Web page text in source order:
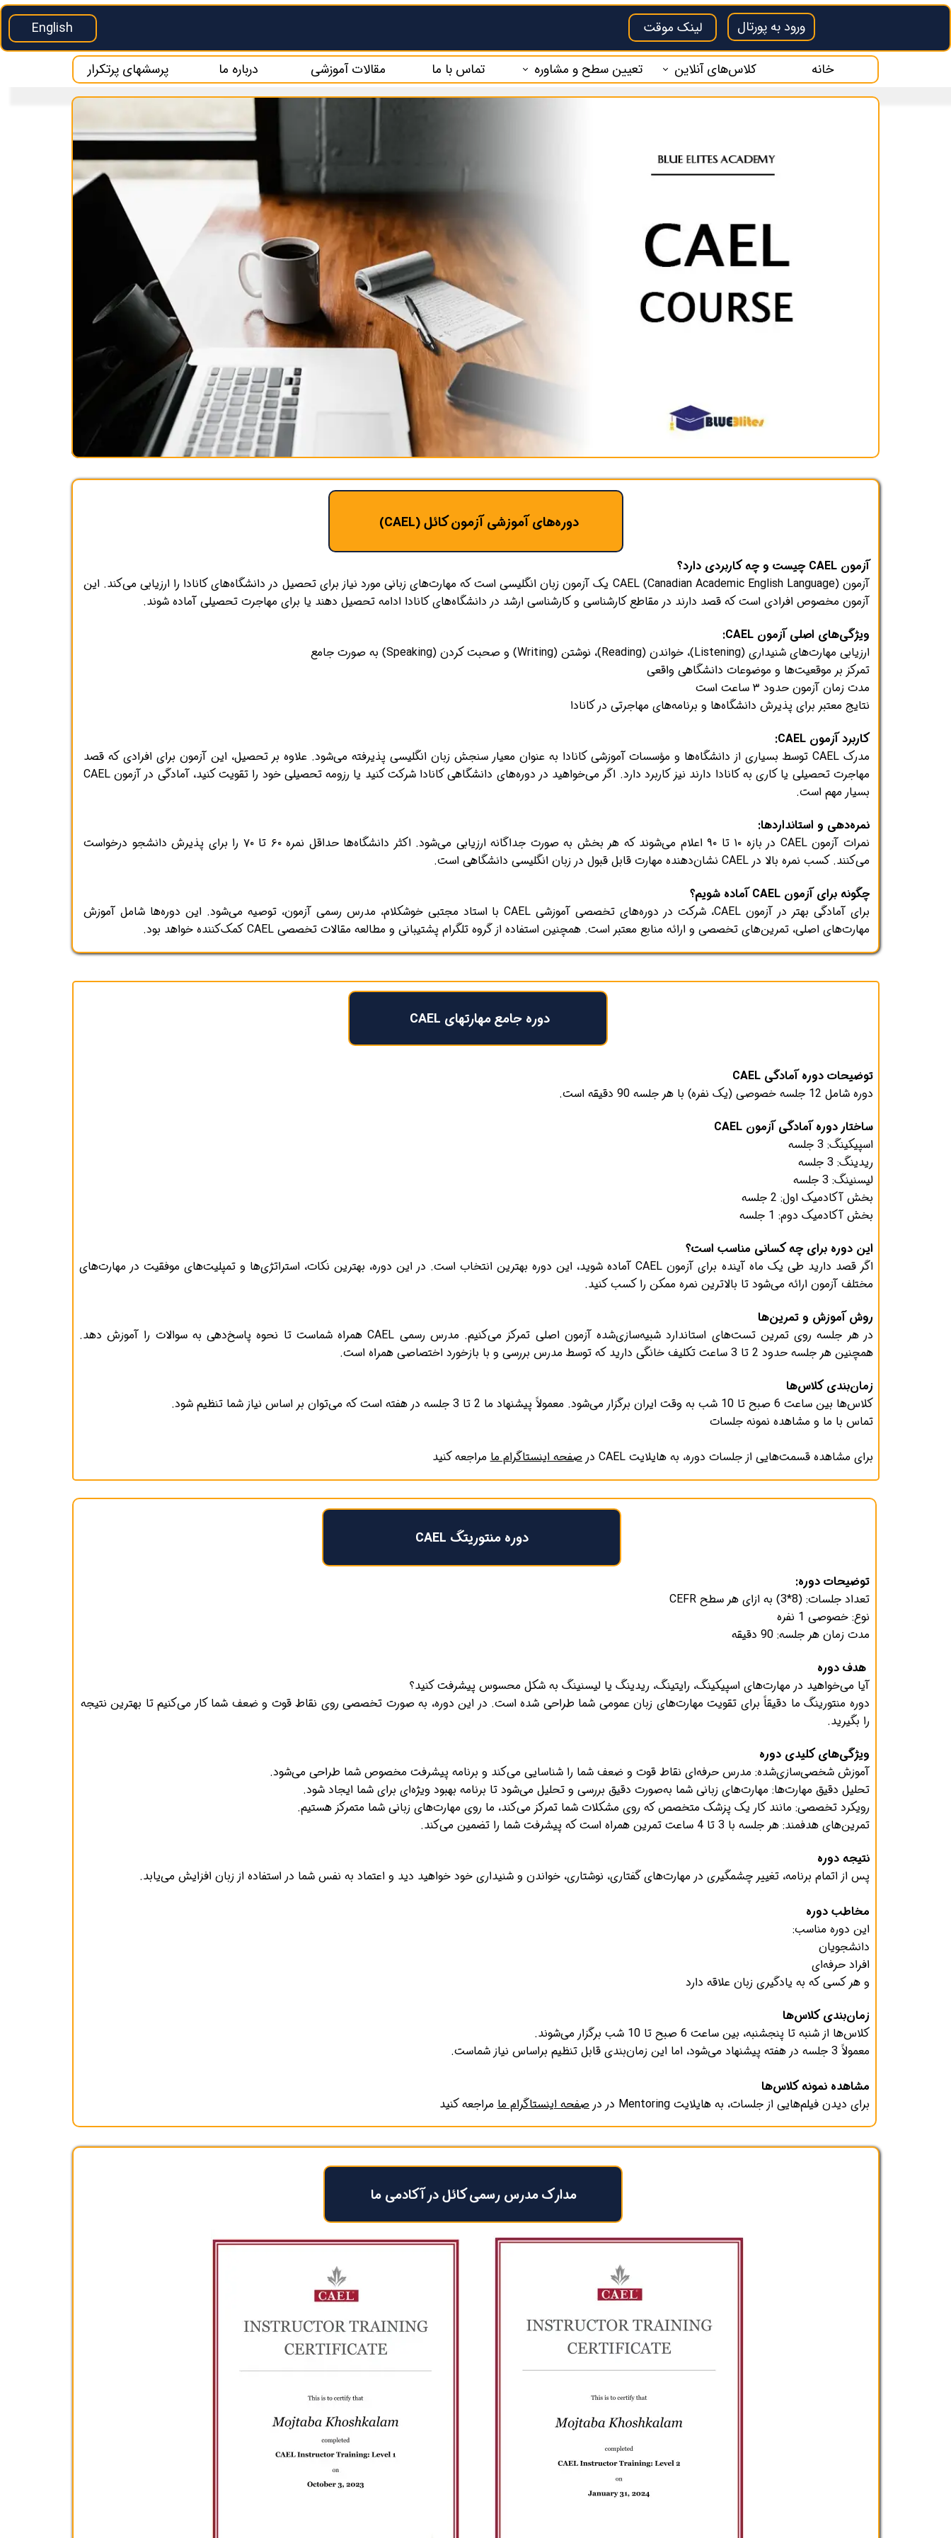
ورود به پورتال لینک موقت English
خانه
کلاس‌های آنلاین
کلاس آنلاین OET
کلاس آنلاین PTE
کلاس آنلاین آیلتس
تعیین سطح و مشاوره
تماس با ما مقالات آموزشی درباره ما پرسشهای پرتکرار
دوره‌های آموزشی آزمون کائل (CAEL)​​​​​​​
آزمون CAEL چیست و چه کاربردی دارد؟
آزمون CAEL (Canadian Academic English Language) یک آزمون زبان انگلیسی است که مهارت‌های زبانی مورد نیاز برای تحصیل در دانشگاه‌های کانادا را ارزیابی می‌کند. این
آزمون مخصوص افرادی است که قصد دارند در مقاطع کارشناسی و کارشناسی ارشد در دانشگاه‌های کانادا ادامه تحصیل دهند یا برای مهاجرت تحصیلی آماده شوند.
ویژگی‌های اصلی آزمون CAEL:
ارزیابی مهارت‌های شنیداری (Listening)، خواندن (Reading)، نوشتن (Writing) و صحبت کردن (Speaking) به صورت جامع
تمرکز بر موقعیت‌ها و موضوعات دانشگاهی واقعی
مدت زمان آزمون حدود ۳ ساعت است
نتایج معتبر برای پذیرش دانشگاه‌ها و برنامه‌های مهاجرتی در کانادا
کاربرد آزمون CAEL:
مدرک CAEL توسط بسیاری از دانشگاه‌ها و مؤسسات آموزشی کانادا به عنوان معیار سنجش زبان انگلیسی پذیرفته می‌شود. علاوه بر تحصیل، این آزمون برای افرادی که قصد
مهاجرت تحصیلی یا کاری به کانادا دارند نیز کاربرد دارد. اگر می‌خواهید در دوره‌های دانشگاهی کانادا شرکت کنید یا رزومه تحصیلی خود را تقویت کنید، آمادگی در آزمون CAEL
بسیار مهم است.
نمره‌دهی و استانداردها:
نمرات آزمون CAEL در بازه ۱۰ تا ۹۰ اعلام می‌شوند که هر بخش به صورت جداگانه ارزیابی می‌شود. اکثر دانشگاه‌ها حداقل نمره ۶۰ تا ۷۰ را برای پذیرش دانشجو درخواست
می‌کنند. کسب نمره بالا در CAEL نشان‌دهنده مهارت قابل قبول در زبان انگلیسی دانشگاهی است.
چگونه برای آزمون CAEL آماده شویم؟
برای آمادگی بهتر در آزمون CAEL، شرکت در دوره‌های تخصصی آموزشی CAEL با استاد مجتبی خوشکلام، مدرس رسمی آزمون، توصیه می‌شود. این دوره‌ها شامل آموزش
مهارت‌های اصلی، تمرین‌های تخصصی و ارائه منابع معتبر است. همچنین استفاده از گروه تلگرام پشتیبانی و مطالعه مقالات تخصصی CAEL کمک‌کننده خواهد بود.​​​​​​​
دوره جامع مهارتهای CAEL
توضیحات دوره آمادگی CAEL
دوره شامل 12 جلسه خصوصی (یک نفره) با هر جلسه 90 دقیقه است.
ساختار دوره آمادگی آزمون CAEL
اسپیکینگ: 3 جلسه
ریدینگ: 3 جلسه
لیسنینگ: 3 جلسه
بخش آکادمیک اول: 2 جلسه
بخش آکادمیک دوم: 1 جلسه
این دوره برای چه کسانی مناسب است؟
اگر قصد دارید طی یک ماه آینده برای آزمون CAEL آماده شوید، این دوره بهترین انتخاب است. در این دوره، بهترین نکات، استراتژی‌ها و تمپلیت‌های موفقیت در مهارت‌های
مختلف آزمون ارائه می‌شود تا بالاترین نمره ممکن را کسب کنید.
روش آموزش و تمرین‌ها
در هر جلسه روی تمرین تست‌های استاندارد شبیه‌سازی‌شده آزمون اصلی تمرکز می‌کنیم. مدرس رسمی CAEL همراه شماست تا نحوه پاسخ‌دهی به سوالات را آموزش دهد.
همچنین هر جلسه حدود 2 تا 3 ساعت تکلیف خانگی دارید که توسط مدرس بررسی و با بازخورد اختصاصی همراه است.
زمان‌بندی کلاس‌ها
کلاس‌ها بین ساعت 6 صبح تا 10 شب به وقت ایران برگزار می‌شود. معمولاً پیشنهاد ما 2 تا 3 جلسه در هفته است که می‌توان بر اساس نیاز شما تنظیم شود.
تماس با ما و مشاهده نمونه جلسات
برای مشاهده قسمت‌هایی از جلسات دوره، به هایلایت CAEL در
صفحه اینستاگرام مامراجعه کنید​​​​​​​
دوره منتوریتگ CAEL
توضیحات دوره:
تعداد جلسات: (8*3) به ازای هر سطح CEFR
نوع: خصوصی 1 نفره
مدت زمان هر جلسه: 90 دقیقه
هدف دوره
آیا می‌خواهید در مهارت‌های اسپیکینگ، رایتینگ، ریدینگ یا لیسنینگ به شکل محسوس پیشرفت کنید؟
دوره منتورینگ ما دقیقاً برای تقویت مهارت‌های زبان عمومی شما طراحی شده است. در این دوره، به صورت تخصصی روی نقاط قوت و ضعف شما کار می‌کنیم تا بهترین نتیجه
را بگیرید.
ویژگی‌های کلیدی دوره
آموزش شخصی‌سازی‌شده: مدرس حرفه‌ای نقاط قوت و ضعف شما را شناسایی می‌کند و برنامه پیشرفت مخصوص شما طراحی می‌شود.
تحلیل دقیق مهارت‌ها: مهارت‌های زبانی شما به‌صورت دقیق بررسی و تحلیل می‌شود تا برنامه بهبود ویژه‌ای برای شما ایجاد شود.
رویکرد تخصصی: مانند کار یک پزشک متخصص که روی مشکلات شما تمرکز می‌کند، ما روی مهارت‌های زبانی شما متمرکز هستیم.
تمرین‌های هدفمند: هر جلسه با 3 تا 4 ساعت تمرین همراه است که پیشرفت شما را تضمین می‌کند.
نتیجه دوره
پس از اتمام برنامه، تغییر چشمگیری در مهارت‌های گفتاری، نوشتاری، خواندن و شنیداری خود خواهید دید و اعتماد به نفس شما در استفاده از زبان افزایش می‌یابد.
مخاطب دوره
این دوره مناسب:
دانشجویان
افراد حرفه‌ای
و هر کسی که به یادگیری زبان علاقه دارد
زمان‌بندی کلاس‌ها
کلاس‌ها از شنبه تا پنجشنبه، بین ساعت 6 صبح تا 10 شب برگزار می‌شوند.
معمولاً 3 جلسه در هفته پیشنهاد می‌شود، اما این زمان‌بندی قابل تنظیم براساس نیاز شماست.
مشاهده نمونه کلاس‌ها
برای دیدن فیلم‌هایی از جلسات، به هایلایت Mentoring در در
صفحه اینستاگرام مامراجعه کنید
مدارک مدرس رسمی کائل در آکادمی ما